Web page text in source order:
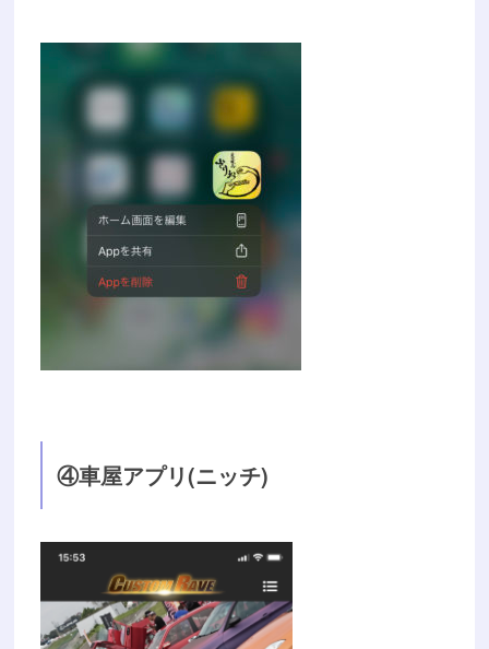
④車屋アプリ(ニッチ)